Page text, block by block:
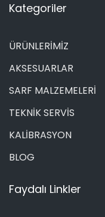
Kategoriler
ÜRÜNLERİMİZ
AKSESUARLAR
SARF MALZEMELERİ
TEKNİK SERVİS
KALİBRASYON
BLOG
Faydalı Linkler